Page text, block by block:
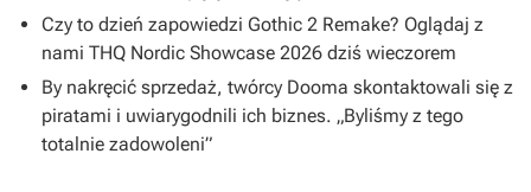
Czy to dzień zapowiedzi Gothic 2 Remake? Oglądaj z
nami THQ Nordic Showcase 2026 dziś wieczorem
By nakręcić sprzedaż, twórcy Dooma skontaktowali się z
piratami i uwiarygodnili ich biznes. „Byliśmy z tego
totalnie zadowoleni”